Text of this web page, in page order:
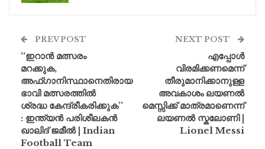
PREV POST
‘‘ഇറാൻ മത്സരം
മറക്കുക,
അഫ്ഗാനിസ്ഥാനെതിരായ
ഭാവി മത്സരത്തിൽ
ശ്രദ്ധ കേന്ദ്രീകരിക്കുക’’
: ഇന്ത്യൻ പരിശീലകൻ
ഖാലിദ് ജമീൽ | Indian
Football Team
NEXT POST
എപ്പോൾ
വിരമിക്കണമെന്ന്
തീരുമാനിക്കാനുള്ള
അവകാശം ലയണൽ
മെസ്സിക്ക് മാത്രമാണെന്ന്
ലയണൽ സ്കലോണി |
Lionel Messi